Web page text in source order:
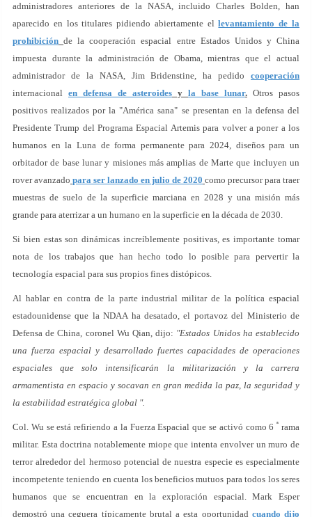
administradores anteriores de la NASA, incluido Charles Bolden, han
aparecido en los titulares pidiendo abiertamente ellevantamiento de la
prohibición de la cooperación espacial entre Estados Unidos y China
impuesta durante la administración de Obama, mientras que el actual
administrador de la NASA, Jim Bridenstine, ha pedido cooperación
internacional en defensa de asteroides y la base lunar. Otros pasos
positivos realizados por la "América sana" se presentan en la defensa del
Presidente Trump del Programa Espacial Artemis para volver a poner a los
humanos en la Luna de forma permanente para 2024, diseños para un
orbitador de base lunar y misiones más amplias de Marte que incluyen un
rover avanzado para ser lanzado en julio de 2020 como precursor para traer
muestras de suelo de la superficie marciana en 2028 y una misión más
grande para aterrizar a un humano en la superficie en la década de 2030.
Si bien estas son dinámicas increíblemente positivas, es importante tomar
nota de los trabajos que han hecho todo lo posible para pervertir la
tecnología espacial para sus propios fines distópicos.
Al hablar en contra de la parte industrial militar de la política espacial
estadounidense que la NDAA ha desatado, el portavoz del Ministerio de
Defensa de China, coronel Wu Qian, dijo: "Estados Unidos ha establecido
una fuerza espacial y desarrollado fuertes capacidades de operaciones
espaciales que solo intensificarán la militarización y la carrera
armamentista en espacio y socavan en gran medida la paz, la seguridad y
la estabilidad estratégica global ".
Col. Wu se está refiriendo a la Fuerza Espacial que se activó como 6ª rama
militar. Esta doctrina notablemente miope que intenta envolver un muro de
terror alrededor del hermoso potencial de nuestra especie es especialmente
incompetente teniendo en cuenta los beneficios mutuos para todos los seres
humanos que se encuentran en la exploración espacial. Mark Esper
demostró una ceguera típicamente brutal a esta oportunidad cuando dijo